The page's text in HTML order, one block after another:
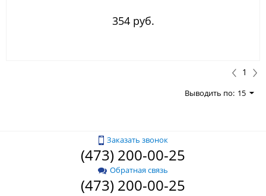
354 руб.
1
Выводить по: 15
Заказать звонок
(473) 200-00-25
Обратная связь
(473) 200-00-25